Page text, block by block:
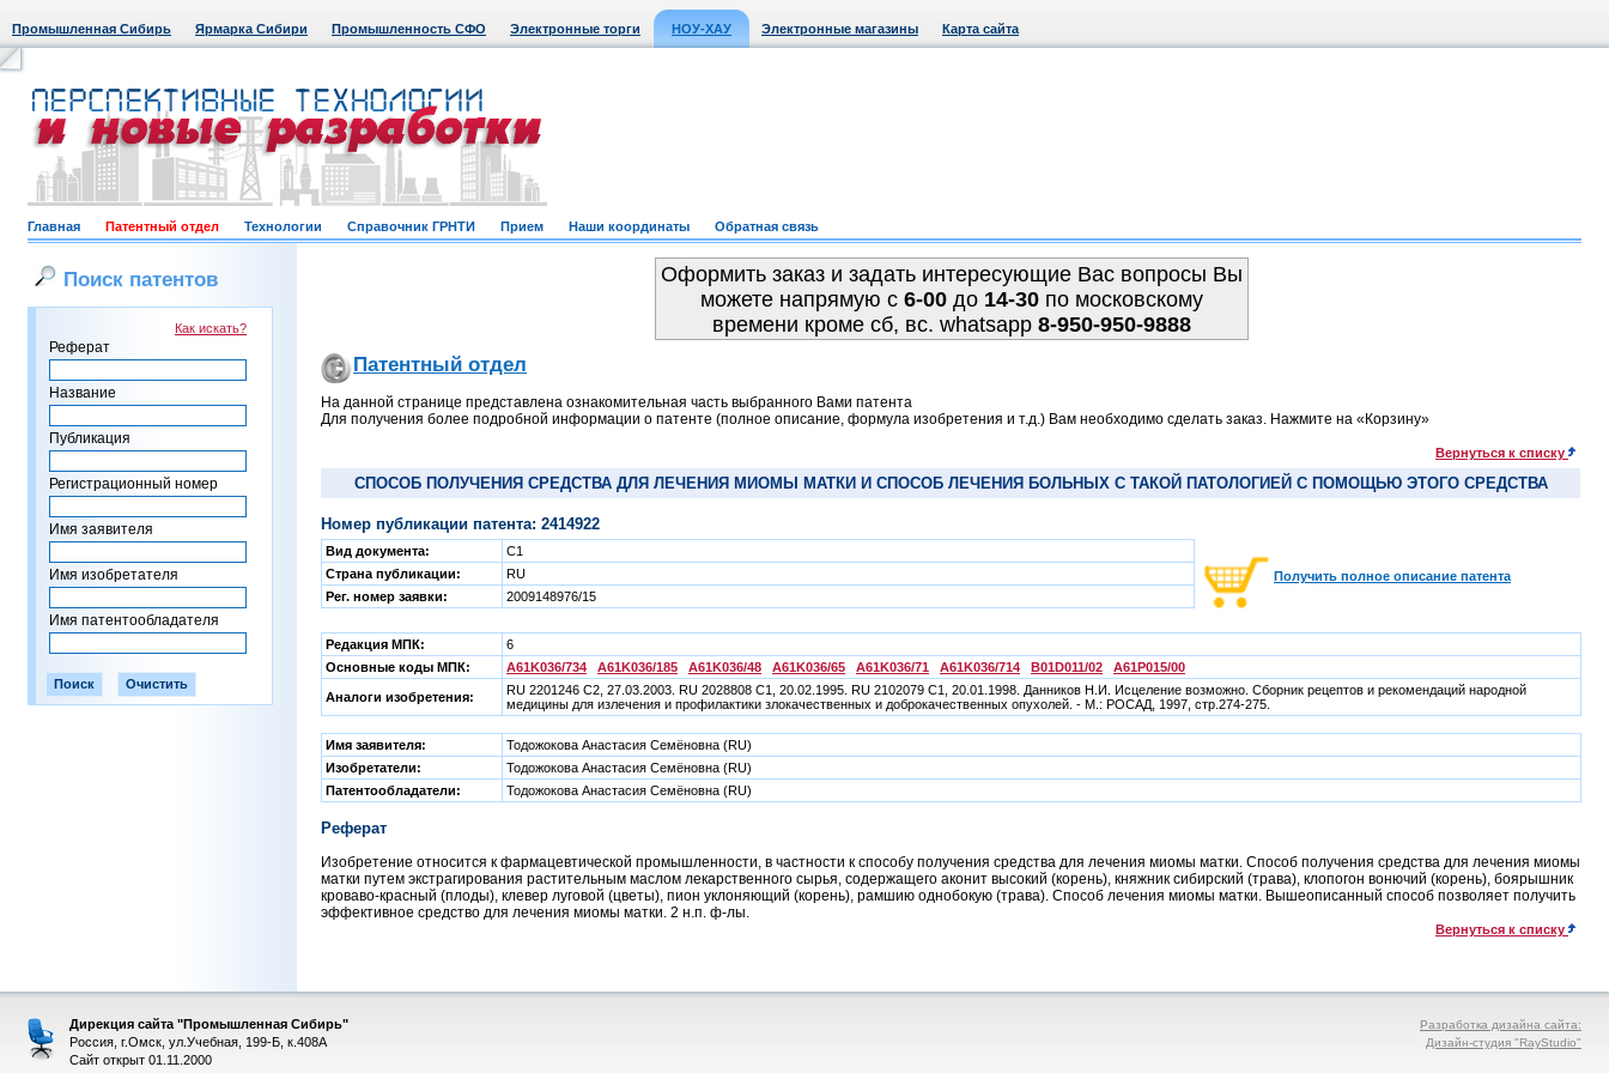
Промышленная Сибирь Ярмарка Сибири Промышленность СФО Электронные торги НОУ-ХАУ Электронные магазины Карта сайта
Главная Патентный отдел Технологии Справочник ГРНТИ Прием Наши координаты Обратная связь
Поиск патентов
Как искать?
Реферат
Название
Публикация
Регистрационный номер
Имя заявителя
Имя изобретателя
Имя патентообладателя
Оформить заказ и задать интересующие Вас вопросы Вы
можете напрямую c 6-00до 14-30по московскому
времени кроме сб, вс. whatsapp 8-950-950-9888
Патентный отдел
На данной странице представлена ознакомительная часть выбранного Вами патента
Для получения более подробной информации о патенте (полное описание, формула изобретения и т.д.) Вам необходимо сделать заказ. Нажмите на «Корзину»
Вернуться к списку
СПОСОБ ПОЛУЧЕНИЯ СРЕДСТВА ДЛЯ ЛЕЧЕНИЯ МИОМЫ МАТКИ И СПОСОБ ЛЕЧЕНИЯ БОЛЬНЫХ С ТАКОЙ ПАТОЛОГИЕЙ С ПОМОЩЬЮ ЭТОГО СРЕДСТВА
Номер публикации патента: 2414922
Вид документа:
C1
Страна публикации:
RU
Рег. номер заявки:
2009148976/15
Получить полное описание патента
Редакция МПК:
6
Основные коды МПК:
A61K036/734 A61K036/185 A61K036/48 A61K036/65 A61K036/71 A61K036/714 B01D011/02 A61P015/00
Аналоги изобретения:
RU 2201246 C2, 27.03.2003. RU 2028808 C1, 20.02.1995. RU 2102079 C1, 20.01.1998. Данников Н.И. Исцеление возможно. Сборник рецептов и рекомендаций народной
медицины для излечения и профилактики злокачественных и доброкачественных опухолей. - М.: РОСАД, 1997, стр.274-275.
Имя заявителя:
Тодожокова Анастасия Семёновна (RU)
Изобретатели:
Тодожокова Анастасия Семёновна (RU)
Патентообладатели:
Тодожокова Анастасия Семёновна (RU)
Реферат
Изобретение относится к фармацевтической промышленности, в частности к способу получения средства для лечения миомы матки. Способ получения средства для лечения миомы
матки путем экстрагирования растительным маслом лекарственного сырья, содержащего аконит высокий (корень), княжник сибирский (трава), клопогон вонючий (корень), боярышник
кроваво-красный (плоды), клевер луговой (цветы), пион уклоняющий (корень), рамшию однобокую (трава). Способ лечения миомы матки. Вышеописанный способ позволяет получить
эффективное средство для лечения миомы матки. 2 н.п. ф-лы.
Вернуться к списку
Дирекция сайта "Промышленная Сибирь"
Россия, г.Омск, ул.Учебная, 199-Б, к.408А
Сайт открыт 01.11.2000
Разработка дизайна сайта:
Дизайн-студия "RayStudio"